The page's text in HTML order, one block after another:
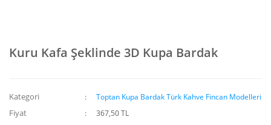
Kuru Kafa Şeklinde 3D Kupa Bardak
Kategori Toptan Kupa Bardak Türk Kahve Fincan Modelleri
Fiyat 367,50 TL